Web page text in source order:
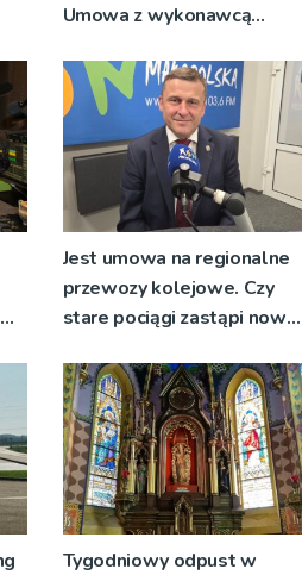
Umowa z wykonawcą
nie zostanie podpisana
Jest umowa na regionalne
przewozy kolejowe. Czy
stare pociągi zastąpi nowy
Tygodniowy odpust w